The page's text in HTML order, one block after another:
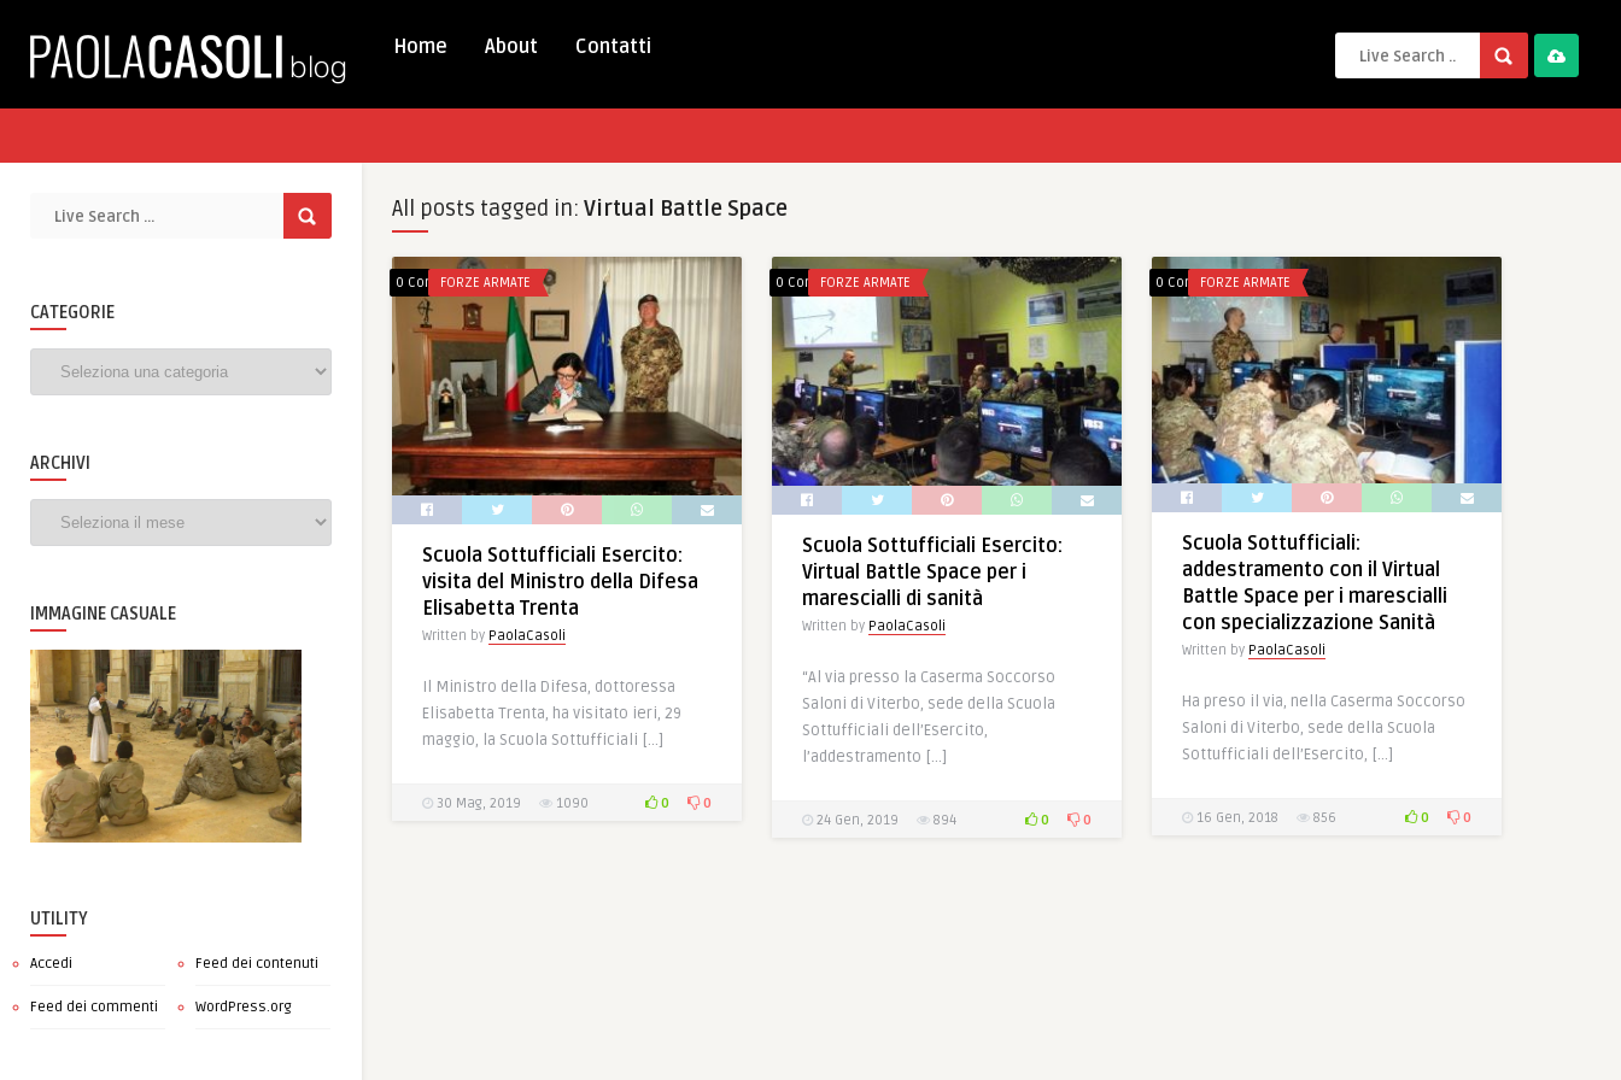
Home About Contatti
CATEGORIE
ARCHIVI
IMMAGINE CASUALE
UTILITY
Accedi Feed dei contenuti
Feed dei commenti WordPress.org
All posts tagged in: Virtual Battle Space
0 CommentsFORZE ARMATE
Scuola Sottufficiali Esercito:
visita del Ministro della Difesa
Elisabetta Trenta
Written by PaolaCasoli
Il Ministro della Difesa, dottoressa
Elisabetta Trenta, ha visitato ieri, 29
maggio, la Scuola Sottufficiali […]
30 Mag, 2019 1090 0 0
0 CommentsFORZE ARMATE
Scuola Sottufficiali Esercito:
Virtual Battle Space per i
marescialli di sanità
Written by PaolaCasoli
“Al via presso la Caserma Soccorso
Saloni di Viterbo, sede della Scuola
Sottufficiali dell’Esercito,
l’addestramento […]
24 Gen, 2019 894 0 0
0 CommentsFORZE ARMATE
Scuola Sottufficiali:
addestramento con il Virtual
Battle Space per i marescialli
con specializzazione Sanità
Written by PaolaCasoli
Ha preso il via, nella Caserma Soccorso
Saloni di Viterbo, sede della Scuola
Sottufficiali dell’Esercito, […]
16 Gen, 2018 856 0 0